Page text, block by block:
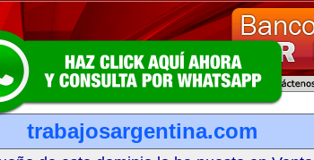
trabajosargentina.com